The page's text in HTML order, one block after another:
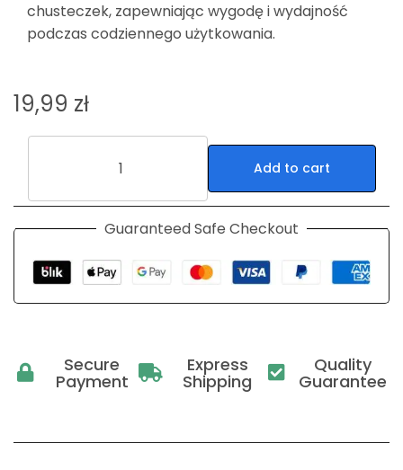
chusteczek, zapewniając wygodę i wydajność
podczas codziennego użytkowania.
19,99 zł
Add to cart
Guaranteed Safe Checkout
Secure
Payment
Express
Shipping
Quality
Guarantee